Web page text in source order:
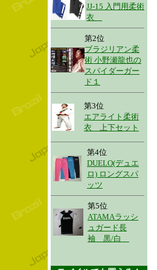
JJ-15 入門用柔術
衣
第2位
ブラジリアン柔
術 小野瀬龍也の
スパイダーガー
ド１
第3位
エアライト柔術
衣 上下セット
第4位
DUELO(デュエ
ロ) ロングスパ
ッツ
第5位
ATAMAラッシ
ュガード長
袖 黒/白